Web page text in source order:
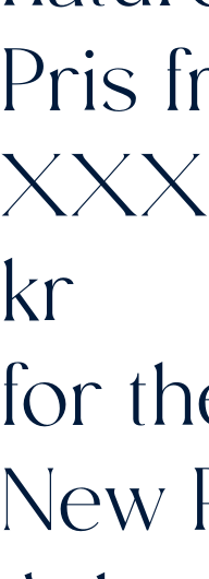
Pris
kr
for
New